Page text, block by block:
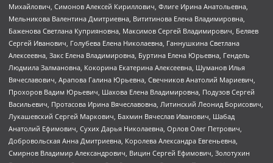
Михайлович, Симонов Алексей Кириллович, Флиге Ирина Анатольевна,
Мельникова Валентина Дмитриевна, Вититинова Елена Владимировна,
Баженова Светлана Куприяновна, Максимов Сергей Владимирович, Беляев
Сергей Иванович, Голубева Елена Николаевна, Ганнушкина Светлана
Алексеевна, Закс Елена Владимировна, Буртина Елена Юрьевна, Гендель
Людмила Залмановна, Кокорина Екатерина Алексеевна, Шуманов Илья
Вячеславович, Арапова Галина Юрьевна, Свечников Анатолий Мариевич,
Прохоров Вадим Юрьевич, Шахова Елена Владимировна, Подузов Сергей
Васильевич, Протасова Ирина Вячеславовна, Литинский Леонид Борисович,
Лукашевский Сергей Маркович, Бахмин Вячеслав Иванович, Шабад
Анатолий Ефимович, Сухих Дарья Николаевна, Орлов Олег Петрович,
Добровольская Анна Дмитриевна, Королева Александра Евгеньевна,
Смирнов Владимир Александрович, Вицин Сергей Ефимович, Золотухин